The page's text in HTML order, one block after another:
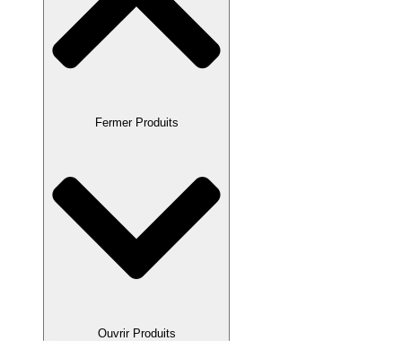
Fermer Produits
Ouvrir Produits